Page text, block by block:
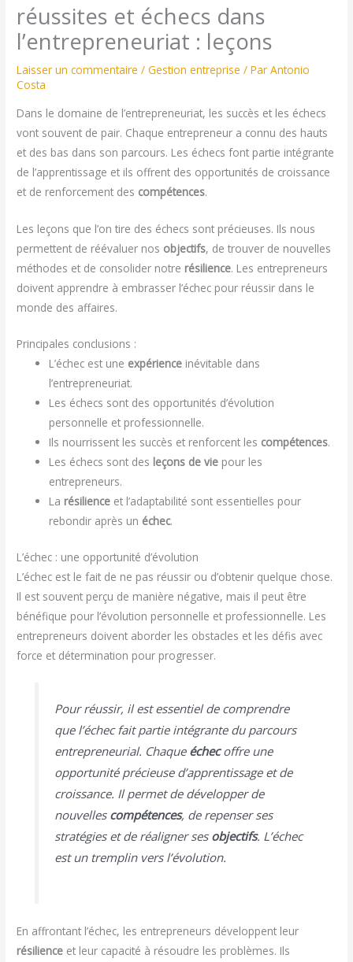
réussites et échecs dans
l’entrepreneuriat : leçons
Laisser un commentaire /Gestion entreprise / ParAntonio
Costa
Dans le domaine de l’entrepreneuriat, les succès et les échecs
vont souvent de pair. Chaque entrepreneur a connu des hauts
et des bas dans son parcours. Les échecs font partie intégrante
de l’apprentissage et ils offrent des opportunités de croissance
et de renforcement des compétences.
Les leçons que l’on tire des échecs sont précieuses. Ils nous
permettent de réévaluer nos objectifs, de trouver de nouvelles
méthodes et de consolider notre résilience. Les entrepreneurs
doivent apprendre à embrasser l’échec pour réussir dans le
monde des affaires.
Principales conclusions :
L’échec est une expérience inévitable dans
l’entrepreneuriat.
Les échecs sont des opportunités d’évolution
personnelle et professionnelle.
Ils nourrissent les succès et renforcent les compétences.
Les échecs sont des leçons de vie pour les
entrepreneurs.
La résilience et l’adaptabilité sont essentielles pour
rebondir après un échec.
L’échec : une opportunité d’évolution
L’échec est le fait de ne pas réussir ou d’obtenir quelque chose.
Il est souvent perçu de manière négative, mais il peut être
bénéfique pour l’évolution personnelle et professionnelle. Les
entrepreneurs doivent aborder les obstacles et les défis avec
force et détermination pour progresser.
Pour réussir, il est essentiel de comprendre
que l’échec fait partie intégrante du parcours
entrepreneurial. Chaque échecoffre une
opportunité précieuse d’apprentissage et de
croissance. Il permet de développer de
nouvelles compétences, de repenser ses
stratégies et de réaligner ses objectifs. L’échec
est un tremplin vers l’évolution.
En affrontant l’échec, les entrepreneurs développent leur
résilience et leur capacité à résoudre les problèmes. Ils